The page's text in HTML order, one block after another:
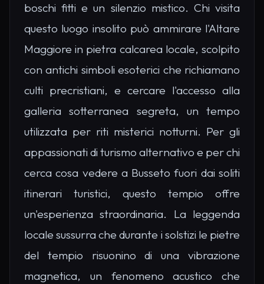
boschi fitti e un silenzio mistico. Chi visita
questo luogo insolito può ammirare l'Altare
Maggiore in pietra calcarea locale, scolpito
con antichi simboli esoterici che richiamano
culti precristiani, e cercare l'accesso alla
galleria sotterranea segreta, un tempo
utilizzata per riti misterici notturni. Per gli
appassionati di turismo alternativo e per chi
cerca cosa vedere a Busseto fuori dai soliti
itinerari turistici, questo tempio offre
un'esperienza straordinaria. La leggenda
locale sussurra che durante i solstizi le pietre
del tempio risuonino di una vibrazione
magnetica, un fenomeno acustico che